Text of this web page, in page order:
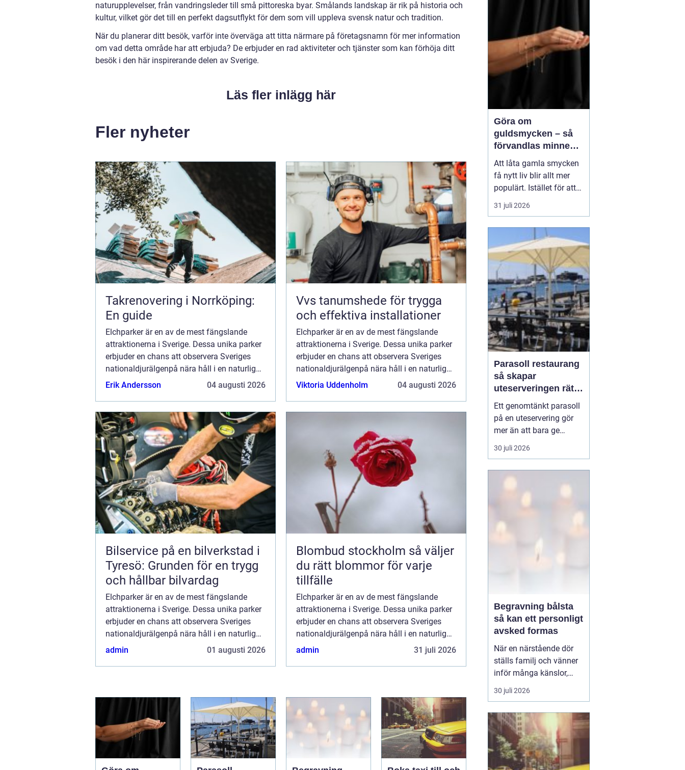
naturupplevelser, från vandringsleder till små pittoreska byar. Smålands landskap är rik på historia och
kultur, vilket gör det till en perfekt dagsutflykt för dem som vill uppleva svensk natur och tradition.
När du planerar ditt besök, varför inte överväga att titta närmare på företagsnamn för mer information
om vad detta område har att erbjuda? De erbjuder en rad aktiviteter och tjänster som kan förhöja ditt
besök i den här inspirerande delen av Sverige.
Läs fler inlägg här
Fler nyheter
Takrenovering i Norrköping:
En guide
Elchparker är en av de mest fängslande
attraktionerna i Sverige. Dessa unika parker
erbjuder en chans att observera Sveriges
nationaldjurälgenpå nära håll i en naturlig
miljö. För många turister och lok...
Erik Andersson 04 augusti 2026
Vvs tanumshede för trygga
och effektiva installationer
Elchparker är en av de mest fängslande
attraktionerna i Sverige. Dessa unika parker
erbjuder en chans att observera Sveriges
nationaldjurälgenpå nära håll i en naturlig
miljö. För många turister och lok...
Viktoria Uddenholm 04 augusti 2026
Bilservice på en bilverkstad i
Tyresö: Grunden för en trygg
och hållbar bilvardag
Elchparker är en av de mest fängslande
attraktionerna i Sverige. Dessa unika parker
erbjuder en chans att observera Sveriges
nationaldjurälgenpå nära håll i en naturlig
miljö. För många turister och lok...
admin 01 augusti 2026
Blombud stockholm så väljer
du rätt blommor för varje
tillfälle
Elchparker är en av de mest fängslande
attraktionerna i Sverige. Dessa unika parker
erbjuder en chans att observera Sveriges
nationaldjurälgenpå nära håll i en naturlig
miljö. För många turister och lok...
admin 31 juli 2026
sekunder, oavsett om
mottagaren befinner sig
på konto...
Göra om
guldsmycken – så
förvandlas minnen
till nya favoriter
Att låta gamla smycken
få nytt liv blir allt mer
populärt. Istället för att
låta arvegods ligga i en
låda kan de formas om
passar stilen i dag och
bär med sig historien.
N&au...
31 juli 2026
Parasoll restaurang
så skapar
uteserveringen rätt
känsla året runt
Ett genomtänkt parasoll
på en uteservering gör
mer än att bara ge
skugga. Det påverkar hur
länge gästerna stannar,
och om de väljer att
komma tillbaka. När
kraven på komfort,
30 juli 2026
Begravning bålsta
så kan ett personligt
avsked formas
När en närstående dör
ställs familj och vänner
inför många känslor,
men också praktiska
beslut.
ceremoni i någon av
Håbo församlings kyrkor
eller ka...
30 juli 2026